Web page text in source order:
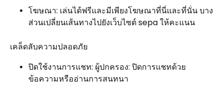
โฆษณา: เล่นได้ฟรีและมีเพียงโฆษณาที่นี่และที่นั่น บาง
ส่วนเปลี่ยนเส้นทางไปยังเว็บไซต์ sepa ให้คะแนน
เคล็ดลับความปลอดภัย
ปิดใช้งานการแชท: ผู้ปกครอง: ปิดการแชทด้วย
ข้อความหรืออ่านการสนทนา